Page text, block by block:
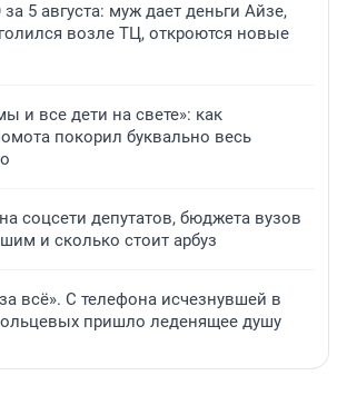
5 августа: муж дает деньги Айзе,
возле ТЦ, откроются новые
и все дети на свете»: как
покорил буквально весь
соцсети депутатов, бюджета вузов
и сколько стоит арбуз
всё». С телефона исчезнувшей в
пришло леденящее душу